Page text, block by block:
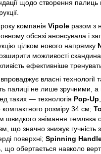
щодо створення палиць
компанія Vipole разом з
обсязі анонсувала і
цілком нового напрямку
можливості
ефективніше
власні технології
палиці не лише зручними, а
таких — технологія Pop-Up
розміру 34 см;
швидкого знімання темляка
що значно знижує гучність
поверхні; Spinning
що обертається навколо